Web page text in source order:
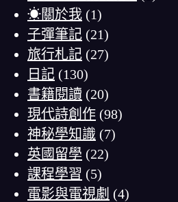
☀關於我 (1)
子彈筆記 (21)
旅行札記 (27)
日記 (130)
書籍閱讀 (20)
現代詩創作 (98)
神秘學知識 (7)
英國留學 (22)
課程學習 (5)
電影與電視劇 (4)